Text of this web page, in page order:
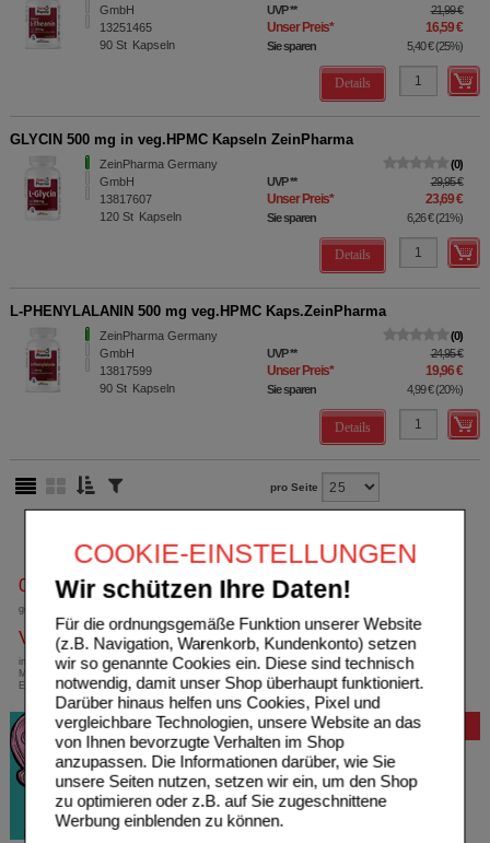
COOKIE-EINSTELLUNGEN
Wir schützen Ihre Daten!
Für die ordnungsgemäße Funktion unserer Website
(z.B. Navigation, Warenkorb, Kundenkonto) setzen
wir so genannte Cookies ein. Diese sind technisch
notwendig, damit unser Shop überhaupt funktioniert.
Darüber hinaus helfen uns Cookies, Pixel und
vergleichbare Technologien, unsere Website an das
von Ihnen bevorzugte Verhalten im Shop
anzupassen. Die Informationen darüber, wie Sie
unsere Seiten nutzen, setzen wir ein, um den Shop
zu optimieren oder z.B. auf Sie zugeschnittene
Werbung einblenden zu können.
GmbH
13251465
90 St Kapseln
UVP** 21,99 €
Unser Preis* 16,59 €
Sie sparen 5,40 €(25%)
Details
GLYCIN 500 mg in veg.HPMC Kapseln ZeinPharma
ZeinPharma Germany
GmbH
13817607
120 St Kapseln
0
UVP** 29,95 €
Unser Preis* 23,69 €
Sie sparen 6,26 €(21%)
Details
L-PHENYLALANIN 500 mg veg.HPMC Kaps.ZeinPharma
ZeinPharma Germany
GmbH
13817599
90 St Kapseln
0
UVP** 24,95 €
Unser Preis* 19,96 €
Sie sparen 4,99 €(20%)
Details
pro Seite
0800-10 11 422
gebührenfreie Rufnummer
Versandkostenfrei
innerhalb Deutschlands bei einem
Mindestbestellwert von 13,99 Euro oder bei
Einsendung eines Kassenrezeptes
Bewertung